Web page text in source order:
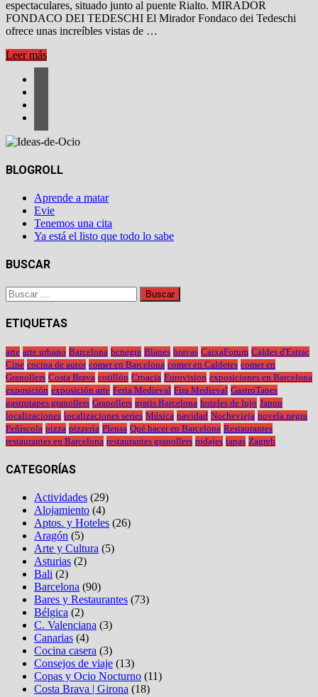
espectaculares, situado junto al puente Rialto. MIRADOR
FONDACO DEI TEDESCHI El Mirador Fondaco dei Tedeschi
ofrece unas increíbles vistas de …
MIRADOR
GRATIS
VENECIA
Leer más
BLOGROLL
Aprende a matar
Evie
Tenemos una cita
Ya está el listo que todo lo sabe
BUSCAR
Buscar:
ETIQUETAS
arte arte urbano Barcelona bcnegra Blanes bravas CaixaForum Caldes d'Estrac
Cine cocina de autor comer en Barcelona comer en Caldetes comer en
Granollers Costa Brava cotillón Croacia Eurovision exposiciones en Barcelona
exposición exposición arte Feria Medieval Fira Medieval GastroTapes
gastrotapes granollers Granollers gratis Barcelona hoteles de lujo Japon
localizaciones localizaciones series Música navidad Nochevieja novela negra
Peñíscola pizza pizzería Plensa Qué hacer en Barcelona Restaurantes
restaurantes en Barcelona restaurantes granollers rodajes tapas Zagreb
CATEGORÍAS
Actividades (29)
Alojamiento (4)
Aptos. y Hoteles (26)
Aragón (5)
Arte y Cultura (5)
Asturias (2)
Bali (2)
Barcelona (90)
Bares y Restaurantes (73)
Bélgica (2)
C. Valenciana (3)
Canarias (4)
Cocina casera (3)
Consejos de viaje (13)
Copas y Ocio Nocturno (11)
Costa Brava | Girona (18)